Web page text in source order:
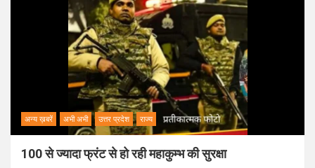
अन्य ख़बरें अभी अभी उत्तर प्रदेश राज्य
100 से ज्यादा फ्रंट से हो रही महाकुम्भ की सुरक्षा